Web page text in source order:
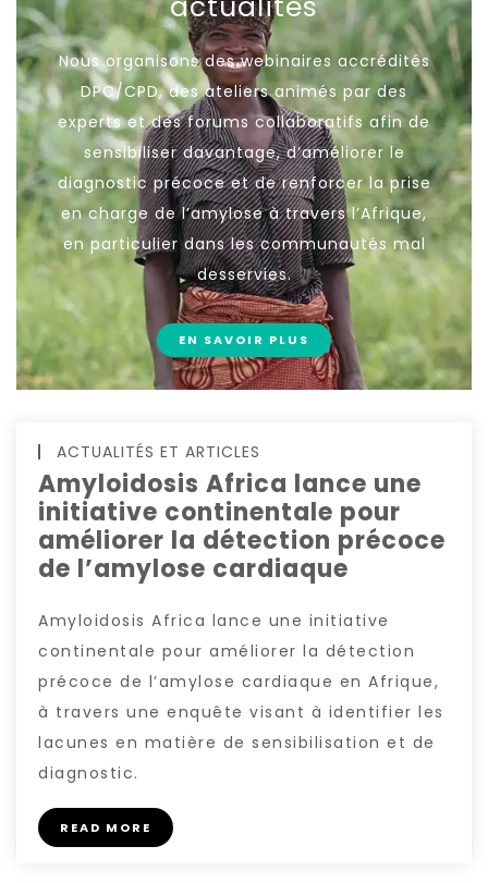
Nous organisons des webinaires accrédités
DPC/CPD, des ateliers animés par des
experts et des forums collaboratifs afin de
sensibiliser davantage, d’améliorer le
diagnostic précoce et de renforcer la prise
en charge de l’amylose à travers l’Afrique,
en particulier dans les communautés mal
desservies.
EN SAVOIR PLUS
ACTUALITÉS ET ARTICLES
Amyloidosis Africa lance une
initiative continentale pour
améliorer la détection précoce
de l’amylose cardiaque
Amyloidosis Africa lance une initiative
continentale pour améliorer la détection
précoce de l’amylose cardiaque en Afrique,
à travers une enquête visant à identifier les
lacunes en matière de sensibilisation et de
diagnostic.
READ MORE